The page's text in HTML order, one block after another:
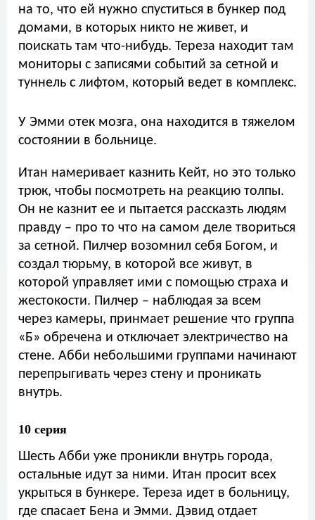
на то, что ей нужно спуститься в бункер под
домами, в которых никто не живет, и
поискать там что-нибудь. Тереза находит там
мониторы с записями событий за сетной и
туннель с лифтом, который ведет в комплекс.
У Эмми отек мозга, она находится в тяжелом
состоянии в больнице.
Итан намеривает казнить Кейт, но это только
трюк, чтобы посмотреть на реакцию толпы.
Он не казнит ее и пытается рассказть людям
правду – про то что на самом деле твориться
за сетной. Пилчер возомнил себя Богом, и
создал тюрьму, в которой все живут, в
которой управляет ими с помощью страха и
жестокости. Пилчер – наблюдая за всем
через камеры, принмает решение что группа
«Б» обречена и отключает электричество на
стене. Абби небольшими группами начинают
перепрыгивать через стену и проникать
внутрь.
10 серия
Шесть Абби уже проникли внутрь города,
остальные идут за ними. Итан просит всех
укрыться в бункере. Тереза идет в больницу,
где спасает Бена и Эмми. Дэвид отдает